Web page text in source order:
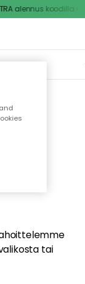
alennus koodilla
tai